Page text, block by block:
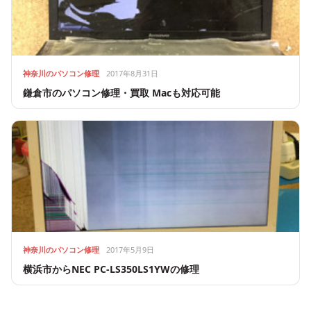
神奈川のパソコン修理 2017年8月31日
鎌倉市のパソコン修理・買取 Macも対応可能
神奈川のパソコン修理 2017年5月9日
横浜市からNEC PC-LS350LS1YWの修理